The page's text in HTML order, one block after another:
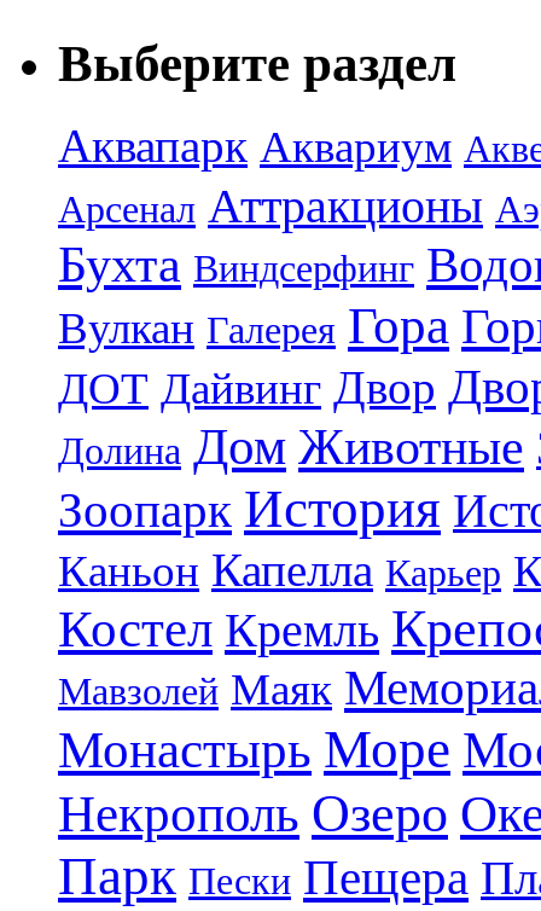
Выберите раздел
Аквапарк Аквариум
Арсенал Аттракционы
Бухта Виндсерфинг
Вулкан Галерея Гора
ДОТ Дайвинг Двор
Долина Дом Животные
Зоопарк История
Каньон Капелла Карьер
Костел Кремль
Мавзолей Маяк
Монастырь Море
Некрополь Озеро
Парк Пески Пещера